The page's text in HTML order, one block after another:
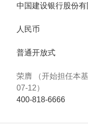
中国建设银行股份
人民币
普通开放式
荣膺 （开始担任本
07-12）
400-818-6666